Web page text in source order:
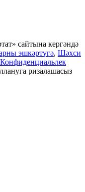
сайтына кергәндә
эшкәртүгә, Шәхси
Конфиденциальлек
ризалашасыз